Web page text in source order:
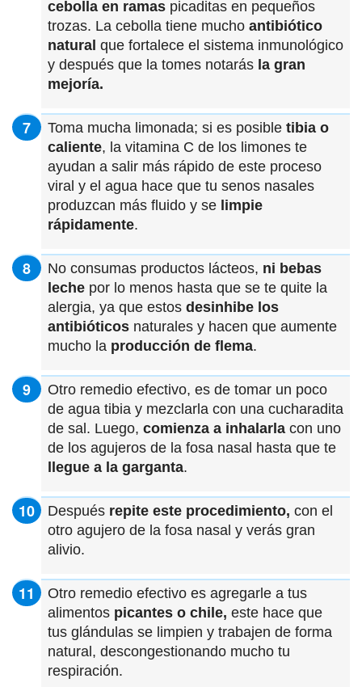
cebolla en ramas picaditas en pequeños
trozas. La cebolla tiene mucho antibiótico
natural que fortalece el sistema inmunológico
y después que la tomes notarás la gran
mejoría.
Toma mucha limonada; si es posible tibia o
caliente, la vitamina C de los limones te
ayudan a salir más rápido de este proceso
viral y el agua hace que tu senos nasales
produzcan más fluido y se limpie
rápidamente.
No consumas productos lácteos, ni bebas
leche por lo menos hasta que se te quite la
alergia, ya que estos desinhibe los
antibióticos naturales y hacen que aumente
mucho la producción de flema.
Otro remedio efectivo, es de tomar un poco
de agua tibia y mezclarla con una cucharadita
de sal. Luego, comienza a inhalarla con uno
de los agujeros de la fosa nasal hasta que te
llegue a la garganta.
Después repite este procedimiento, con el
otro agujero de la fosa nasal y verás gran
alivio.
Otro remedio efectivo es agregarle a tus
alimentos picantes o chile, este hace que
tus glándulas se limpien y trabajen de forma
natural, descongestionando mucho tu
respiración.